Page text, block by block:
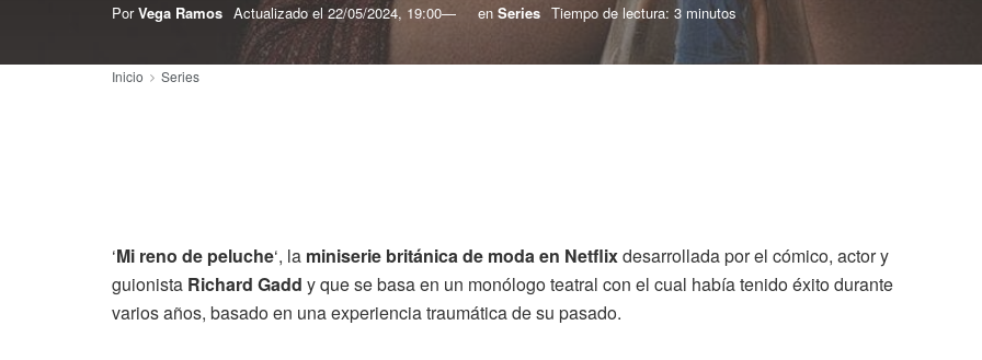
Por Vega Ramos Actualizado el 22/05/2024, 19:00 en Series Tiempo de lectura: 3 minutos
Inicio Series
‘Mi reno de peluche‘, la miniserie británica de moda en Netflixdesarrollada por el cómico, actor y
guionista Richard Gadd y que se basa en un monólogo teatral con el cual había tenido éxito durante
varios años, basado en una experiencia traumática de su pasado.